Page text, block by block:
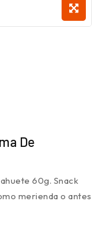
De
60g. Snack
merienda o antes